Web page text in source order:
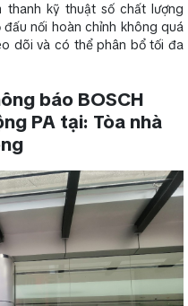
thanh kỹ thuật số chất lượng
nối hoàn chỉnh không quá
dõi và có thể phân bổ tối đa
báo BOSCH
PA tại: Tòa nhà